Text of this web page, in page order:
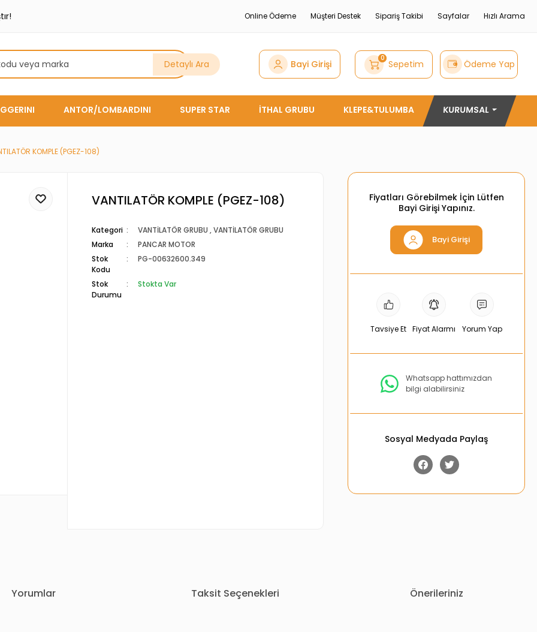
Online Ödeme Müşteri Destek Sipariş Takibi Sayfalar Hızlı Arama
Detaylı Ara Bayi Girişi 0 Sepetim Ödeme Yap
ANTOR/LOMBARDINI SUPER STAR İTHAL GRUBU KLEPE&TULUMBA KURUMSAL
KOMPLE (PGEZ-108)
VANTILATÖR KOMPLE (PGEZ-108)
Kategori VANTİLATÖR GRUBU ,VANTİLATÖR GRUBU
Marka
PANCAR MOTOR
Stok
Kodu
PG-00632600.349
Stok
Durumu
Stokta Var
Fiyatları Görebilmek İçin Lütfen
Bayi Girişi Yapınız.
Bayi Girişi
Tavsiye Et Fiyat Alarmı Yorum Yap
Whatsapp hattımızdan
bilgi alabilirsiniz
Sosyal Medyada Paylaş
Yorumlar Taksit Seçenekleri Önerileriniz